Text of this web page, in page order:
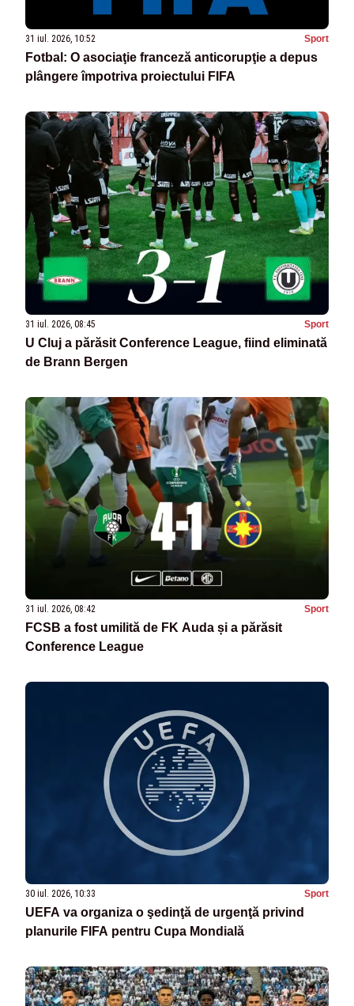
31 iul. 2026, 10:52 Sport
Fotbal: O asociaţie franceză anticorupţie a depus
plângere împotriva proiectului FIFA
31 iul. 2026, 08:45 Sport
U Cluj a părăsit Conference League, fiind eliminată
de Brann Bergen
31 iul. 2026, 08:42 Sport
FCSB a fost umilită de FK Auda și a părăsit
Conference League
30 iul. 2026, 10:33 Sport
UEFA va organiza o şedinţă de urgenţă privind
planurile FIFA pentru Cupa Mondială